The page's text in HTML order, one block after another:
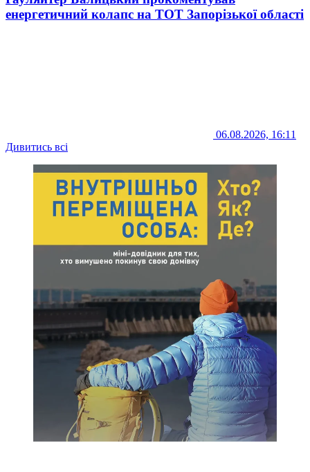
енергетичний колапс на ТОТ Запорізької області
06.08.2026, 16:11
Дивитись всі